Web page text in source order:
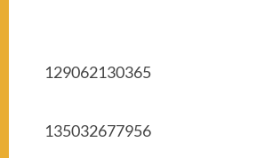
129062130365
135032677956